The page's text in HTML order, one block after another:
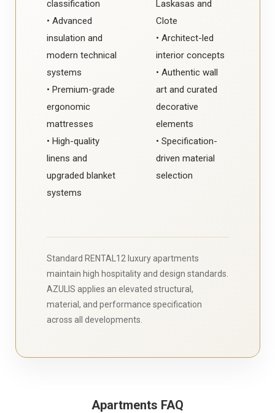
classification
• Advanced
insulation and
modern technical
systems
• Premium-grade
ergonomic
mattresses
• High-quality
linens and
upgraded blanket
systems
Laskasas and
Clote
• Architect-led
interior concepts
• Authentic wall
art and curated
decorative
elements
• Specification-
driven material
selection
Standard RENTAL12 luxury apartments
maintain high hospitality and design standards.
AZULIS applies an elevated structural,
material, and performance specification
across all developments.
Apartments FAQ